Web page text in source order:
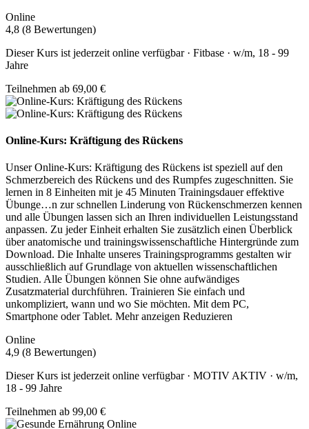
Online
4,8 (8 Bewertungen)
Dieser Kurs ist jederzeit online verfügbar · Fitbase · w/m, 18 - 99
Jahre
Teilnehmen ab 69,00 €
Online-Kurs: Kräftigung des Rückens
Unser Online-Kurs: Kräftigung des Rückens ist speziell auf den
Schmerzbereich des Rückens und des Rumpfes zugeschnitten. Sie
lernen in 8 Einheiten mit je 45 Minuten Trainingsdauer effektive
Übunge…n zur schnellen Linderung von Rückenschmerzen kennen
und alle Übungen lassen sich an Ihren individuellen Leistungsstand
anpassen. Zu jeder Einheit erhalten Sie zusätzlich einen Überblick
über anatomische und trainingswissenschaftliche Hintergründe zum
Download. Die Inhalte unseres Trainingsprogramms gestalten wir
ausschließlich auf Grundlage von aktuellen wissenschaftlichen
Studien. Alle Übungen können Sie ohne aufwändiges
Zusatzmaterial durchführen. Trainieren Sie einfach und
unkompliziert, wann und wo Sie möchten. Mit dem PC,
Smartphone oder Tablet. Mehr anzeigen Reduzieren
Online
4,9 (8 Bewertungen)
Dieser Kurs ist jederzeit online verfügbar · MOTIV AKTIV · w/m,
18 - 99 Jahre
Teilnehmen ab 99,00 €